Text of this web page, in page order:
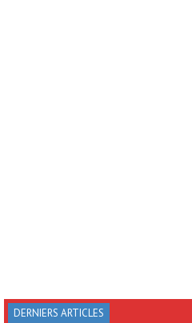
DERNIERS ARTICLES